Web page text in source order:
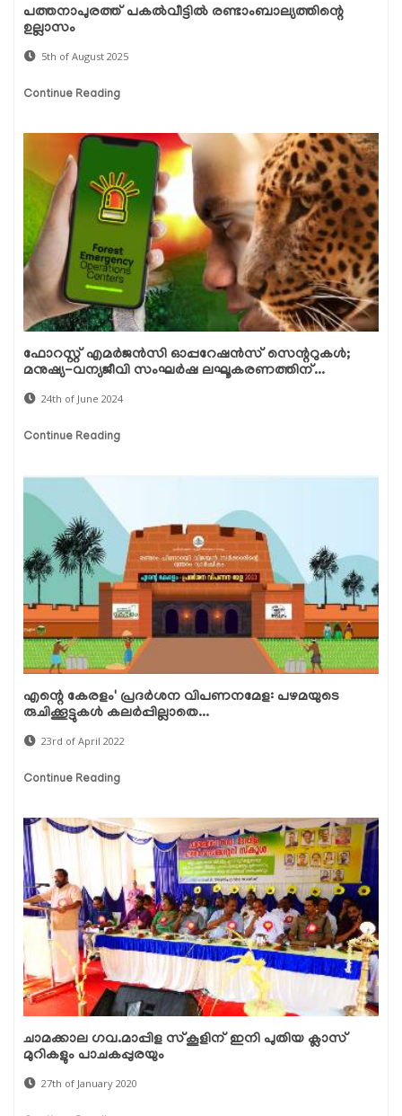
പത്തനാപുരത്ത് പകല്‍വീട്ടില്‍ രണ്ടാംബാല്യത്തിന്റെ
ഉല്ലാസം
5th of August 2025
Continue Reading
ഫോറസ്റ്റ് എമർജൻസി ഓപ്പറേഷൻസ് സെന്ററുകൾ;
മനുഷ്യ-വന്യജീവി സംഘർഷ ലഘൂകരണത്തിന്...
24th of June 2024
Continue Reading
എന്റെ കേരളം' പ്രദര്‍ശന വിപണനമേള: പഴമയുടെ
രുചിക്കൂട്ടുകള്‍ കലര്‍പ്പില്ലാതെ...
23rd of April 2022
Continue Reading
ചാമക്കാല ഗവ.മാപ്പിള സ്‌കൂളിന് ഇനി പുതിയ ക്ലാസ്
മുറികളും പാചകപ്പുരയും
27th of January 2020